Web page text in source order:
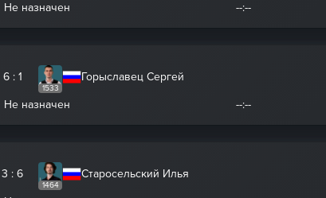
Не назначен --:--
6 : 1
1533
Горыславец Сергей
Не назначен --:--
3 : 6
1464
Старосельский Илья